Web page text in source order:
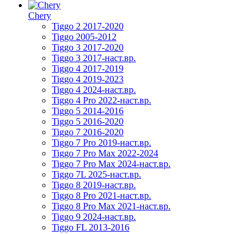
Chery
Tiggo 2 2017-2020
Tiggo 2005-2012
Tiggo 3 2017-2020
Tiggo 3 2017-наст.вр.
Tiggo 4 2017-2019
Tiggo 4 2019-2023
Tiggo 4 2024-наст.вр.
Tiggo 4 Pro 2022-наст.вр.
Tiggo 5 2014-2016
Tiggo 5 2016-2020
Tiggo 7 2016-2020
Tiggo 7 Pro 2019-наст.вр.
Tiggo 7 Pro Max 2022-2024
Tiggo 7 Pro Max 2024-наст.вр.
Tiggo 7L 2025-наст.вр.
Tiggo 8 2019-наст.вр.
Tiggo 8 Pro 2021-наст.вр.
Tiggo 8 Pro Max 2021-наст.вр.
Tiggo 9 2024-наст.вр.
Tiggo FL 2013-2016